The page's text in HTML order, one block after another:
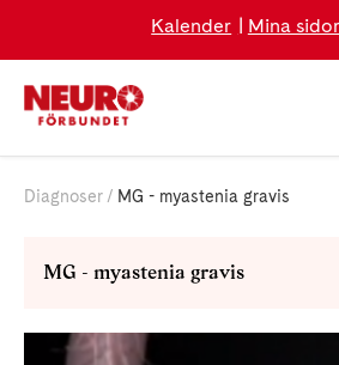
Kalender Mina sidor
Diagnoser MG - myastenia gravis
MG - myastenia gravis